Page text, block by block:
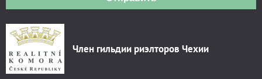
Член гильдии риэлторов Чехии